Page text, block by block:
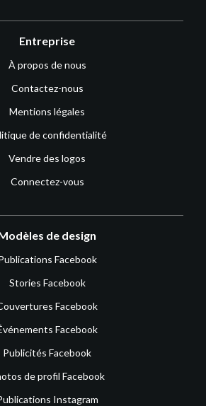
Entreprise
À propos de nous
Contactez-nous
Mentions légales
de confidentialité
Vendre des logos
Connectez-vous
de design
Facebook
Stories Facebook
Facebook
Facebook
Publicités Facebook
de profil Facebook
Instagram